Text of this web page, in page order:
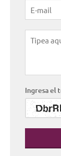
Ingresa el